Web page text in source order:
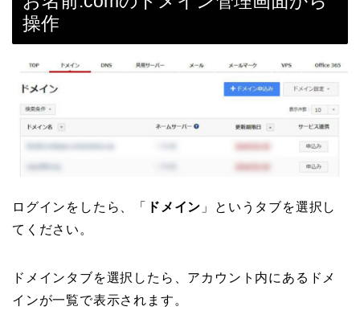
操作
ログインをしたら、「 ドメイン 」というタブを選択し
てください。
ドメインタブを選択したら、アカウント内にあるドメ
インが一覧で表示されます。